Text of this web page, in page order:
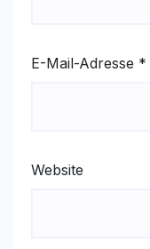
E-Mail-Adresse *
Website